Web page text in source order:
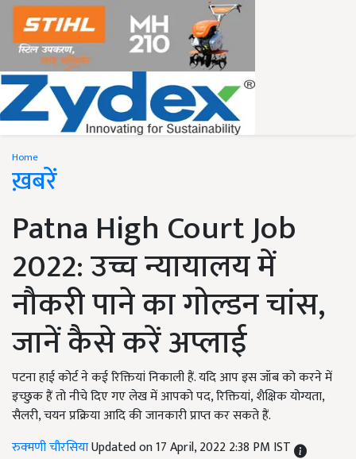
Home
ख़बरें
Patna High Court Job
2022: उच्च न्यायालय में
नौकरी पाने का गोल्डन चांस,
जानें कैसे करें अप्लाई
पटना हाई कोर्ट ने कई रिक्तियां निकाली हैं. यदि आप इस जॉब को करने में
इच्छुक हैं तो नीचे दिए गए लेख में आपको पद, रिक्तियां, शैक्षिक योग्यता,
सैलरी, चयन प्रक्रिया आदि की जानकारी प्राप्त कर सकते हैं.
रुक्मणी चौरसियाUpdated on 17 April, 2022 2:38 PM IST